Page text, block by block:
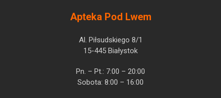
Apteka Pod Lwem
Al. Piłsudskiego 8/1
15-445 Białystok
Pn. – Pt.: 7:00 – 20:00
Sobota: 8:00 – 16:00